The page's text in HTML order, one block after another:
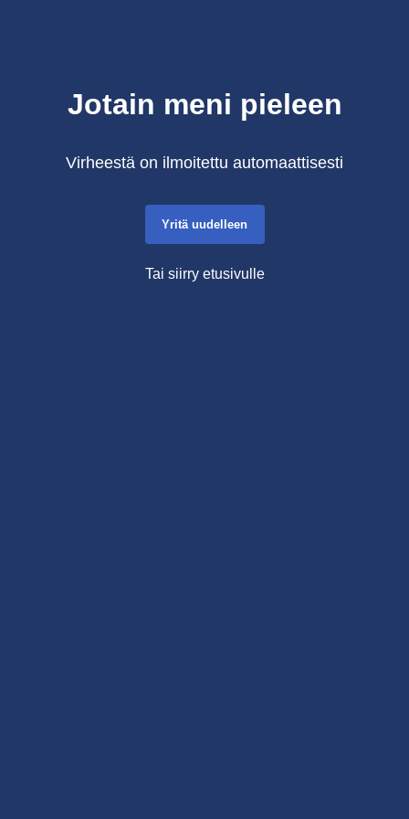
Jotain meni pieleen
Virheestä on ilmoitettu automaattisesti
Yritä uudelleen
Tai siirry etusivulle